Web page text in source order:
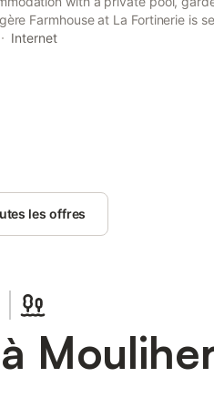
Farmhouse at La Fortinerie is
to a terrace, free private
Internet
les offres